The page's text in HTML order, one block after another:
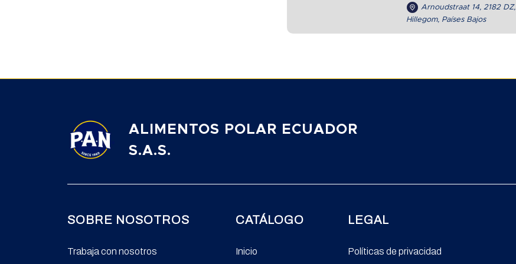
Arnoudstraat 14, 2182 DZ,
Hillegom, Países Bajos
ALIMENTOS POLAR ECUADOR
S.A.S.
SOBRE NOSOTROS
Trabaja con nosotros
CATÁLOGO
Inicio
LEGAL
Políticas de privacidad